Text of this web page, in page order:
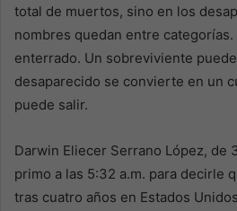
total de muertos, sino en los
nombres quedan entre
enterrado. Un sobreviviente
desaparecido se convierte en un
puede salir.
Darwin Eliecer Serrano López, de
primo a las 5:32 a.m. para decirle
tras cuatro años en Estados